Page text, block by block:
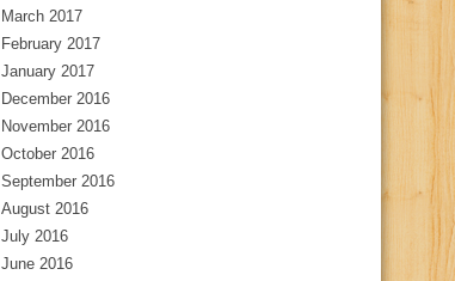
March 2017
February 2017
January 2017
December 2016
November 2016
October 2016
September 2016
August 2016
July 2016
June 2016